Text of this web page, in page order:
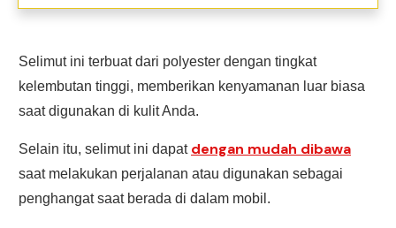
Selimut ini terbuat dari polyester dengan tingkat
kelembutan tinggi, memberikan kenyamanan luar biasa
saat digunakan di kulit Anda.
Selain itu, selimut ini dapat dengan mudah dibawa
saat melakukan perjalanan atau digunakan sebagai
penghangat saat berada di dalam mobil.